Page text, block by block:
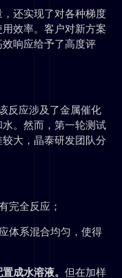
还实现了对各种梯度
效率。客户对新方案
响应给予了高度评
反应涉及了金属催化
。然而，第一轮测试
大，晶泰研发团队分
完全反应；
体系混合均匀，使得
成水溶液。 但在加样